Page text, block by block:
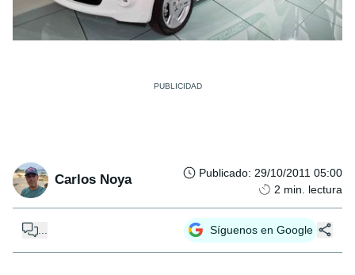
Carlos Noya Publicado: 29/10/2011 05:00
2 min. lectura
Síguenos en Google